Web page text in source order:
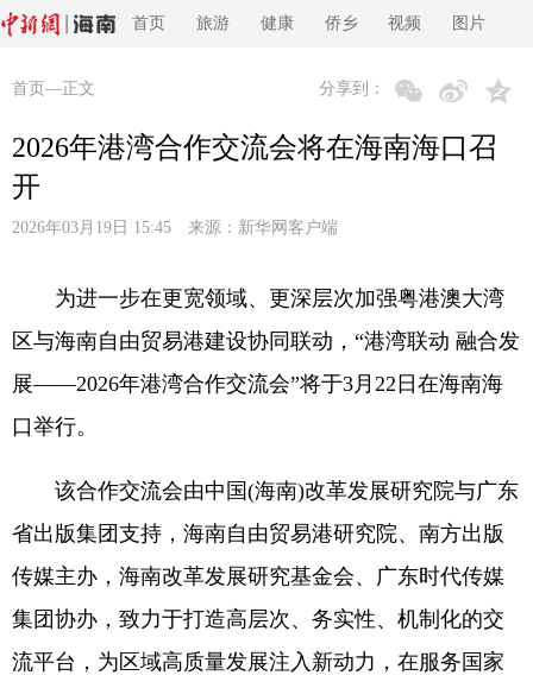
首页 旅游 健康 侨乡 视频 图片
首页 —正文 分享到：
2026年港湾合作交流会将在海南海口召
开
2026年03月19日 15:45 来源： 新华网客户端
为进一步在更宽领域、更深层次加强粤港澳大湾
区与海南自由贸易港建设协同联动，“港湾联动 融合发
展——2026年港湾合作交流会”将于3月22日在海南海
口举行。
该合作交流会由中国(海南)改革发展研究院与广东
省出版集团支持，海南自由贸易港研究院、南方出版
传媒主办，海南改革发展研究基金会、广东时代传媒
集团协办，致力于打造高层次、务实性、机制化的交
流平台，为区域高质量发展注入新动力，在服务国家